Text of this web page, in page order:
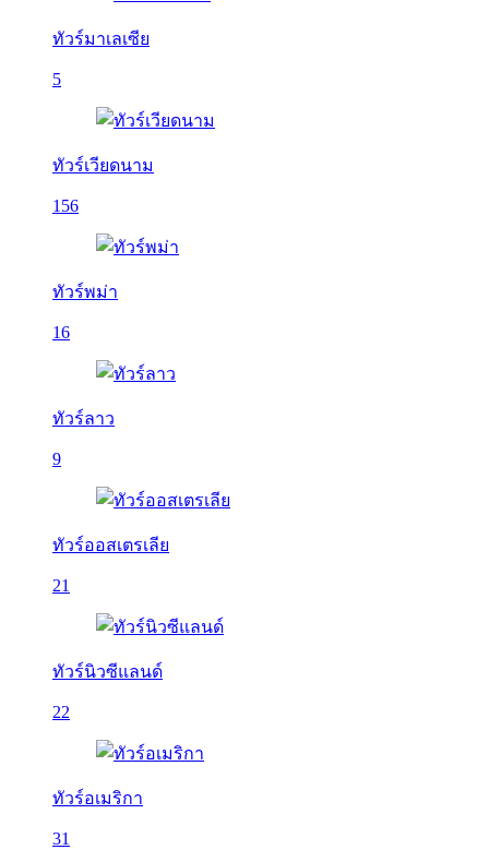
ทัวร์มาเลเซีย
5
ทัวร์เวียดนาม
156
ทัวร์พม่า
16
ทัวร์ลาว
9
ทัวร์ออสเตรเลีย
21
ทัวร์นิวซีแลนด์
22
ทัวร์อเมริกา
31